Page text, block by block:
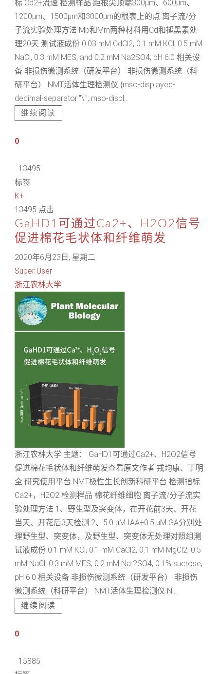
标 Cd2+流速 检测样品 距根尖顶端300μm、600μm、
1200μm、1500μm和3000μm的根表上的点 离子流/分
子流实验处理方法 Mb和Mm两种材料用Cd和褪黑素处
理20天 测试液成份 0.03 mM CdCl2, 0.1 mM KCl, 0.5 mM
NaCl, 0.3 mM MES, and 0.2 mM Na2SO4; pH 6.0 相关设
备 非损伤微测系统（研发平台） 非损伤微测系统（科
研平台） NMT活体生理检测仪 {mso-displayed-
decimal-separator:"\."; mso-displ...
继续阅读
0
13495
标签:
K+
13495 点击
GaHD1可通过Ca2+、H2O2信号
促进棉花毛状体和纤维萌发
2020年6月23日, 星期二
Super User
浙江农林大学
浙江农林大学 主题： GaHD1可通过Ca2+、H2O2信号
促进棉花毛状体和纤维萌发查看原文作者 戎均康、丁明
全 研究使用平台 NMT极性生长创新科研平台 检测指标
Ca2+，H2O2 检测样品 棉花纤维细胞 离子流/分子流实
验处理方法 1、野生型及突变体，在开花前3天、开花
当天、开花后3天检测 2、5.0 μM IAA+0.5 μM GA分别处
理野生型、突变体，及野生型、突变体无处理对照组测
试液成份 0.1 mM KCl, 0.1 mM CaCl2, 0.1 mM MgCl2, 0.5
mM NaCl, 0.3 mM MES, 0.2 mM Na 2SO4, 0.1% sucrose,
pH 6.0 相关设备 非损伤微测系统（研发平台） 非损伤
微测系统（科研平台） NMT活体生理检测仪 N...
继续阅读
0
15885